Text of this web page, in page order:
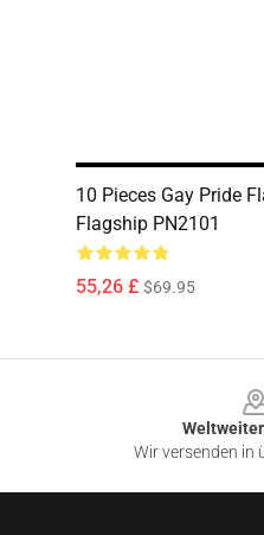
10 Pieces Gay Pride
Flagship PN2101
55,26 £ $69.95
Wir versenden in